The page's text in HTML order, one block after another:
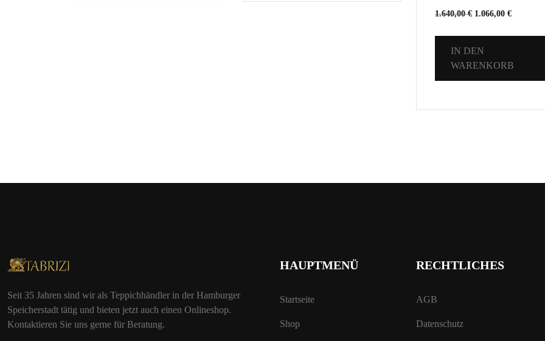
1.640,00€ 1.066,00 €
IN DEN
WARENKORB
Seit 35 Jahren sind wir als Teppichhändler in der Hamburger
Speicherstadt tätig und bieten jetzt auch einen Onlineshop.
Kontaktieren Sie uns gerne für Beratung.
HAUPTMENÜ
Startseite
Shop
RECHTLICHES
AGB
Datenschutz